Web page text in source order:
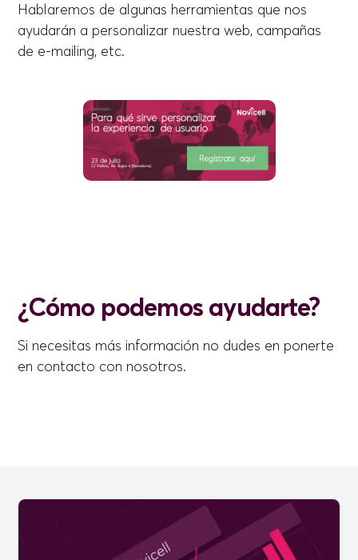
Hablaremos de algunas herramientas que nos
ayudarán a personalizar nuestra web, campañas
de e-mailing, etc.
¿Cómo podemos ayudarte?
Si necesitas más información no dudes en ponerte
en contacto con nosotros.